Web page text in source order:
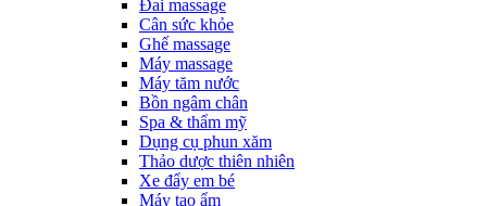
Đai massage
Cân sức khỏe
Ghế massage
Máy massage
Máy tăm nước
Bồn ngâm chân
Spa & thẩm mỹ
Dụng cụ phun xăm
Thảo dược thiên nhiên
Xe đẩy em bé
Máy tạo ẩm